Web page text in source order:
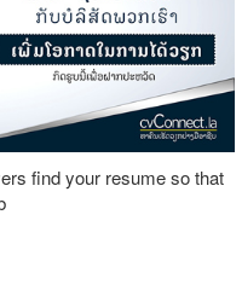
find your resume so that